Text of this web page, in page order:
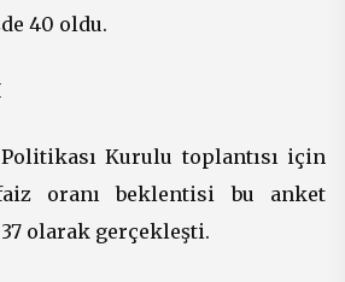
40 oldu.
Kurulu toplantısı için
oranı beklentisi bu anket
olarak gerçekleşti.